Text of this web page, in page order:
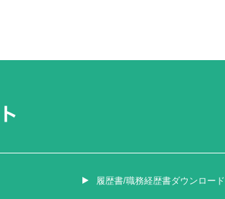
履歴書/職務経歴書ダウンロード